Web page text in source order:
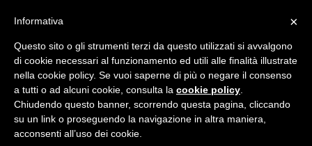
×
Informativa
Questo sito o gli strumenti terzi da questo utilizzati si avvalgono
di cookie necessari al funzionamento ed utili alle finalità illustrate
nella cookie policy. Se vuoi saperne di più o negare il consenso
a tutti o ad alcuni cookie, consulta la cookie policy
Chiudendo questo banner, scorrendo questa pagina, cliccando
su un link o proseguendo la navigazione in altra maniera,
acconsenti all’uso dei cookie.